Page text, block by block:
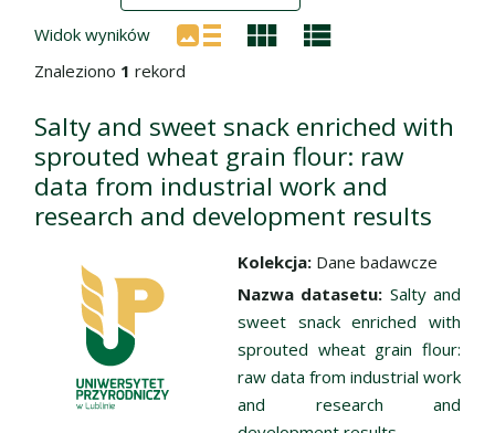
Widok wyników
Znaleziono 1 rekord
Salty and sweet snack enriched with
sprouted wheat grain flour: raw
data from industrial work and
research and development results
Kolekcja: Dane badawcze
Nazwa datasetu: Salty and
sweet snack enriched with
sprouted wheat grain flour:
raw data from industrial work
and research and